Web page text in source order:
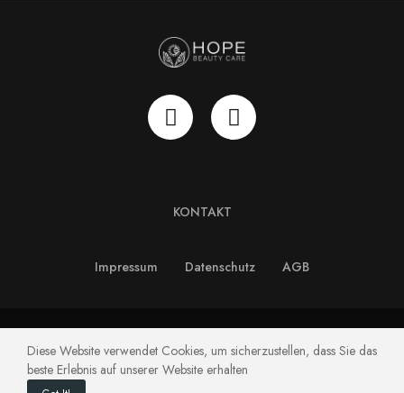
KONTAKT
Impressum Datenschutz AGB
Diese Website verwendet Cookies, um sicherzustellen, dass Sie das
beste Erlebnis auf unserer Website erhalten